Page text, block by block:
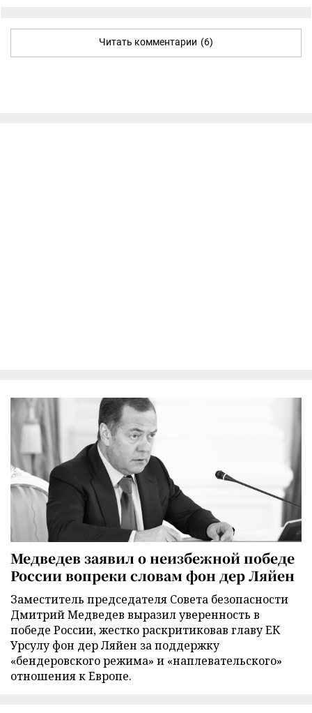
Читать комментарии (6)
Медведев заявил о неизбежной победе
России вопреки словам фон дер Ляйен
Заместитель председателя Совета безопасности
Дмитрий Медведев выразил уверенность в
победе России, жестко раскритиковав главу ЕК
Урсулу фон дер Ляйен за поддержку
«бендеровского режима» и «наплевательского»
отношения к Европе.